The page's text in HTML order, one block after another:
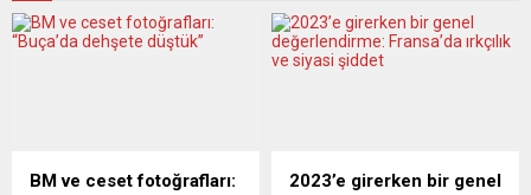
BM ve ceset fotoğrafları:
2023’e girerken bir genel